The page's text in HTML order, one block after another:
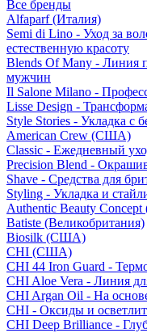
Все бренды
Alfaparf (Италия)
Semi di Lino - Уход за
естественную красоту
Blends Of Many - Линия
мужчин
Il Salone Milano -
Lisse Design -
Style Stories - Укладка с
American Crew (США)
Classic - Ежедневный
Precision Blend -
Shave - Средства для
Styling - Укладка и
Authentic Beauty Concept
Batiste (Великобритания)
Biosilk (США)
CHI (США)
CHI 44 Iron Guard -
CHI Aloe Vera - Линия
CHI Argan Oil - На
CHI - Оксиды и
CHI Deep Brilliance -